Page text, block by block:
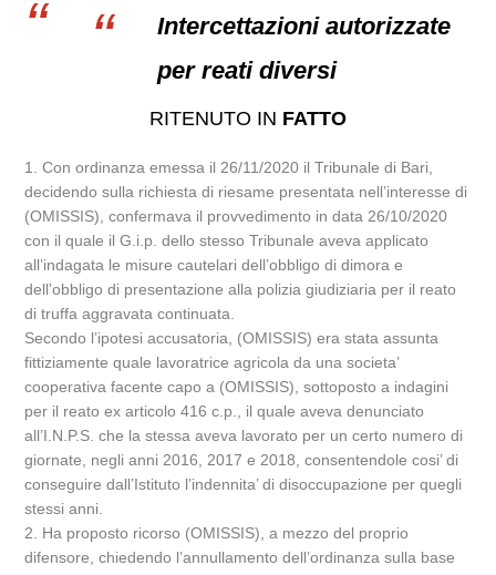
Intercettazioni autorizzate
per reati diversi
RITENUTO IN FATTO
1. Con ordinanza emessa il 26/11/2020 il Tribunale di Bari,
decidendo sulla richiesta di riesame presentata nell’interesse di
(OMISSIS), confermava il provvedimento in data 26/10/2020
con il quale il G.i.p. dello stesso Tribunale aveva applicato
all’indagata le misure cautelari dell’obbligo di dimora e
dell’obbligo di presentazione alla polizia giudiziaria per il reato
di truffa aggravata continuata.
Secondo l’ipotesi accusatoria, (OMISSIS) era stata assunta
fittiziamente quale lavoratrice agricola da una societa’
cooperativa facente capo a (OMISSIS), sottoposto a indagini
per il reato ex articolo 416 c.p., il quale aveva denunciato
all’I.N.P.S. che la stessa aveva lavorato per un certo numero di
giornate, negli anni 2016, 2017 e 2018, consentendole cosi’ di
conseguire dall’Istituto l’indennita’ di disoccupazione per quegli
stessi anni.
2. Ha proposto ricorso (OMISSIS), a mezzo del proprio
difensore, chiedendo l’annullamento dell’ordinanza sulla base